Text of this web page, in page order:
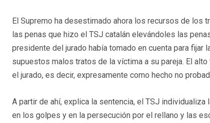
El Supremo ha desestimado ahora los recursos de
las penas que hizo el TSJ catalán elevándoles las
presidente del jurado había tomado en cuenta para
supuestos malos tratos de la víctima a su pareja. El
el jurado, es decir, expresamente como hecho no
A partir de ahí, explica la sentencia, el TSJ
en los golpes y en la persecución por el rellano y las